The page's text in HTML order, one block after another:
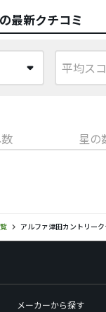
最新クチコミ
星の
アルファ津田カントリー
メーカーから探す